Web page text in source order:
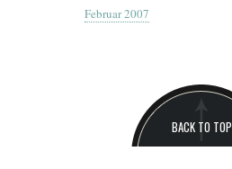
Februar 2007
BACK TO TOP